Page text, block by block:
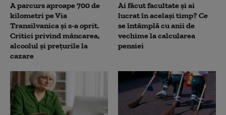
A parcurs aproape 700 de
kilometri pe Via
Transilvanica și s-a oprit.
Critici privind mâncarea,
alcoolul și prețurile la
cazare
Ai făcut facultate și ai
lucrat în același timp? Ce
se întâmplă cu anii de
vechime la calcularea
pensiei